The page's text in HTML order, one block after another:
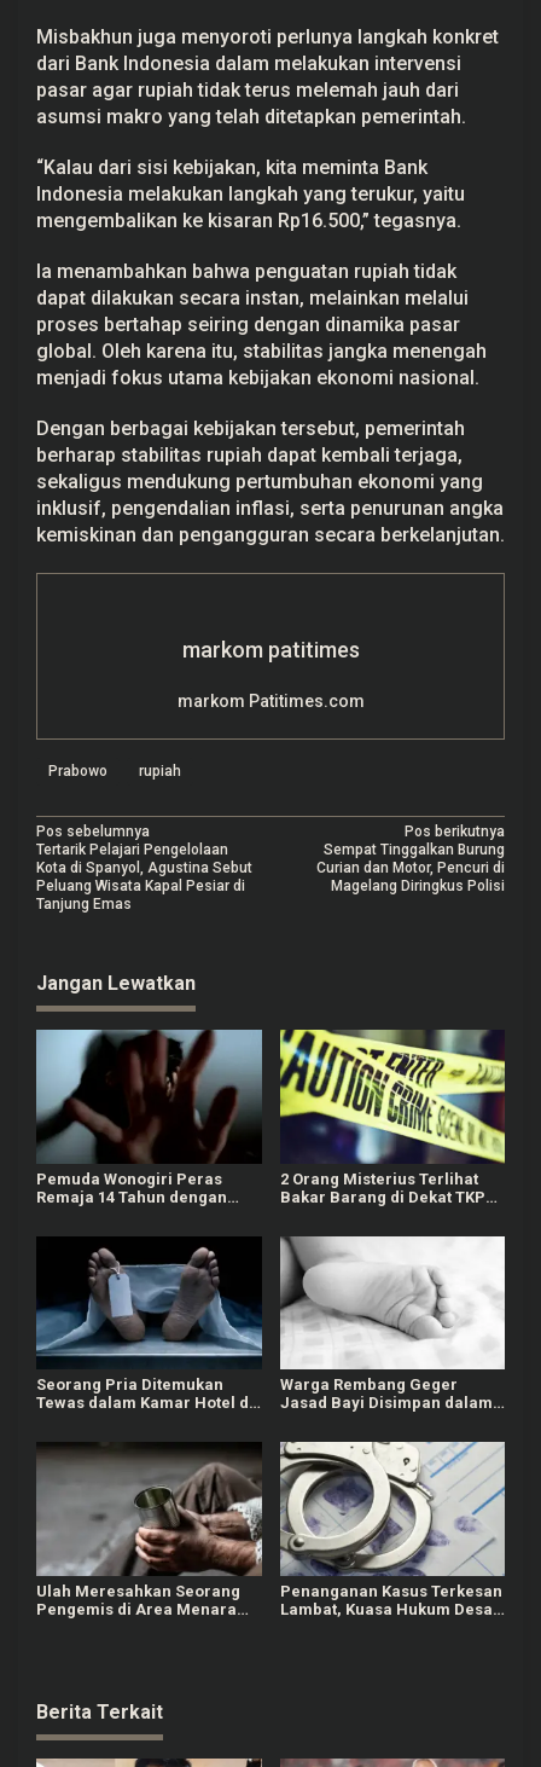
Misbakhun juga menyoroti perlunya langkah konkret
dari Bank Indonesia dalam melakukan intervensi
pasar agar rupiah tidak terus melemah jauh dari
asumsi makro yang telah ditetapkan pemerintah.
“Kalau dari sisi kebijakan, kita meminta Bank
Indonesia melakukan langkah yang terukur, yaitu
mengembalikan ke kisaran Rp16.500,” tegasnya.
Ia menambahkan bahwa penguatan rupiah tidak
dapat dilakukan secara instan, melainkan melalui
proses bertahap seiring dengan dinamika pasar
global. Oleh karena itu, stabilitas jangka menengah
menjadi fokus utama kebijakan ekonomi nasional.
Dengan berbagai kebijakan tersebut, pemerintah
berharap stabilitas rupiah dapat kembali terjaga,
sekaligus mendukung pertumbuhan ekonomi yang
inklusif, pengendalian inflasi, serta penurunan angka
kemiskinan dan pengangguran secara berkelanjutan.
markom patitimes
markom Patitimes.com
Prabowo rupiah
N
a
v
g
a
p
o
s
Pos sebelumnya
Tertarik Pelajari Pengelolaan
Kota di Spanyol, Agustina Sebut
Peluang Wisata Kapal Pesiar di
Tanjung Emas
Pos berikutnya
Sempat Tinggalkan Burung
Curian dan Motor, Pencuri di
Magelang Diringkus Polisi
Jangan Lewatkan
Pemuda Wonogiri Peras
Remaja 14 Tahun dengan
Ditangkap
2 Orang Misterius Terlihat
Bakar Barang di Dekat TKP
HP
Seorang Pria Ditemukan
Tewas dalam Kamar Hotel di
Kuat
Warga Rembang Geger
Jasad Bayi Disimpan dalam
Saat Lahir
Ulah Meresahkan Seorang
Pengemis di Area Menara
Penanganan Kasus Terkesan
Lambat, Kuasa Hukum Desak
Berita Terkait